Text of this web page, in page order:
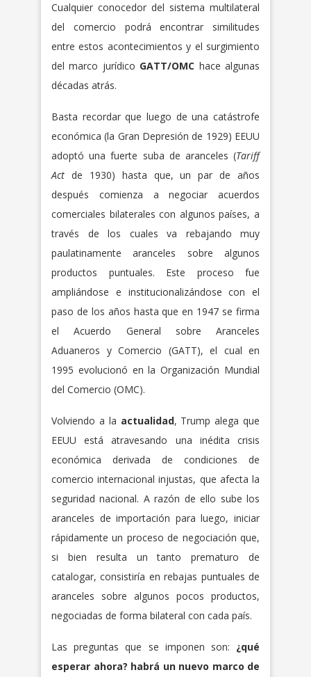
Cualquier conocedor del sistema multilateral
del comercio podrá encontrar similitudes
entre estos acontecimientos y el surgimiento
del marco jurídico GATT/OMC hace algunas
décadas atrás.
Basta recordar que luego de una catástrofe
económica (la Gran Depresión de 1929) EEUU
adoptó una fuerte suba de aranceles (Tariff
Act de 1930) hasta que, un par de años
después comienza a negociar acuerdos
comerciales bilaterales con algunos países, a
través de los cuales va rebajando muy
paulatinamente aranceles sobre algunos
productos puntuales. Este proceso fue
ampliándose e institucionalizándose con el
paso de los años hasta que en 1947 se firma
el Acuerdo General sobre Aranceles
Aduaneros y Comercio (GATT), el cual en
1995 evolucionó en la Organización Mundial
del Comercio (OMC).
Volviendo a la actualidad, Trump alega que
EEUU está atravesando una inédita crisis
económica derivada de condiciones de
comercio internacional injustas, que afecta la
seguridad nacional. A razón de ello sube los
aranceles de importación para luego, iniciar
rápidamente un proceso de negociación que,
si bien resulta un tanto prematuro de
catalogar, consistiría en rebajas puntuales de
aranceles sobre algunos pocos productos,
negociadas de forma bilateral con cada país.
Las preguntas que se imponen son: ¿qué
esperar ahora? habrá un nuevo marco de